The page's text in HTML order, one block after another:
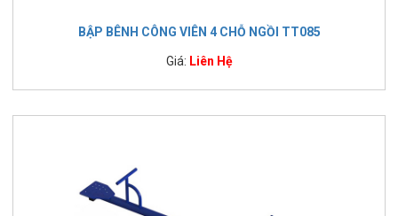
BẬP BÊNH CÔNG VIÊN 4 CHỖ NGỒI TT085
Giá: Liên Hệ